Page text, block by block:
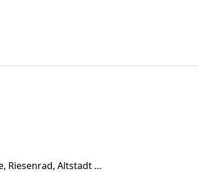
Riesenrad, Altstadt ...